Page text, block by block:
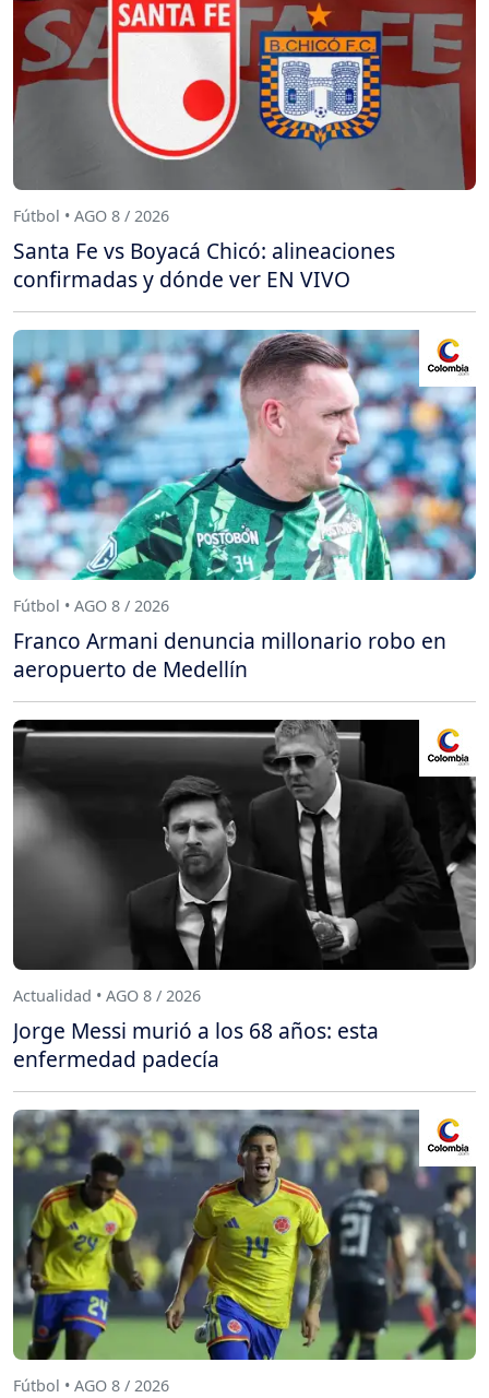
Fútbol • AGO 8 / 2026
Santa Fe vs Boyacá Chicó: alineaciones
confirmadas y dónde ver EN VIVO
Fútbol • AGO 8 / 2026
Franco Armani denuncia millonario robo en
aeropuerto de Medellín
Actualidad • AGO 8 / 2026
Jorge Messi murió a los 68 años: esta
enfermedad padecía
Fútbol • AGO 8 / 2026